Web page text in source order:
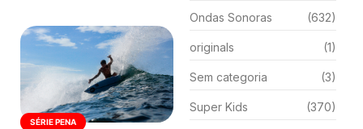
SÉRIE PENA
Ondas Sonoras (632)
originals (1)
Sem categoria (3)
Super Kids (370)